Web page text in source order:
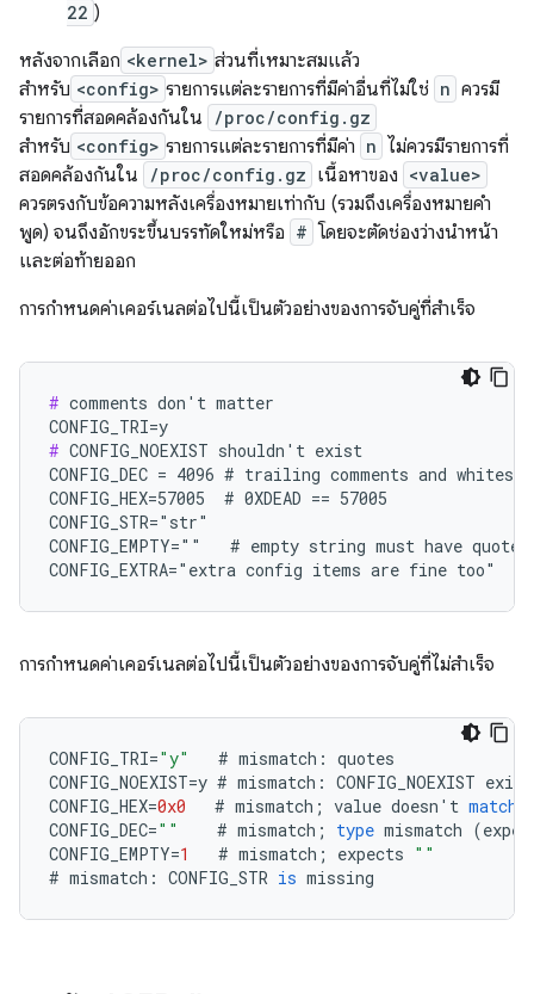
22 )
หลังจากเลือก <kernel> ส่วนที่เหมาะสมแล้ว
สำหรับ <config> รายการแต่ละรายการที่มีค่าอื่นที่ไม่ใช่ n ควรมี
รายการที่สอดคล้องกันใน
/proc/config.gz
สำหรับ <config> รายการแต่ละรายการที่มีค่า n ไม่ควรมีรายการที่
สอดคล้องกันใน
/proc/config.gz เนื้อหาของ <value>
ควรตรงกับข้อความหลังเครื่องหมายเท่ากับ (รวมถึงเครื่องหมายคำ
พูด) จนถึงอักขระขึ้นบรรทัดใหม่หรือ # โดยจะตัดช่องว่างนำหน้า
และต่อท้ายออก
การกำหนดค่าเคอร์เนลต่อไปนี้เป็นตัวอย่างของการจับคู่ที่สำเร็จ
# comments don't matter
# CONFIG_NOEXIST shouldn't exist
CONFIG_DEC = 4096 # trailing comments and
CONFIG_HEX=57005  # 0XDEAD == 57005
CONFIG_STR="str"
CONFIG_EMPTY=""   # empty string must have quotes
CONFIG_EXTRA="extra config items are fine too"
การกำหนดค่าเคอร์เนลต่อไปนี้เป็นตัวอย่างของการจับคู่ที่ไม่สำเร็จ
CONFIG_TRI="y" # mismatch : quotes
CONFIG_NOEXIST=y # mismatch : CONFIG_NOEXIST
CONFIG_HEX=0x0 # mismatch ; value doesn ' t match
CONFIG_DEC="" # mismatch ; type mismatch (
CONFIG_EMPTY=1 # mismatch ; expects ""
# mismatch : CONFIG_STR is missing